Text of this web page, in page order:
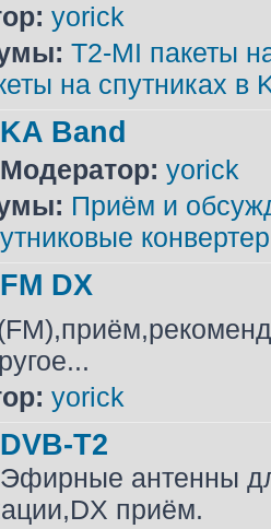
yorick
T2-MI пакеты
на спутниках в
KA Band
Модератор: yorick
Приём и
FM DX
yorick
DVB-T2
Эфирные антенны
приём.